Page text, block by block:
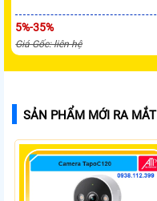
5%-35%
Giá Gốc: liên hệ
SẢN PHẨM MỚI RA MẮT